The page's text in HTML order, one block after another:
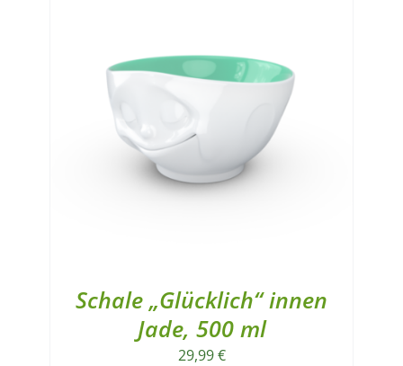
Schale „Glücklich“ innen
Jade, 500 ml
29,99€